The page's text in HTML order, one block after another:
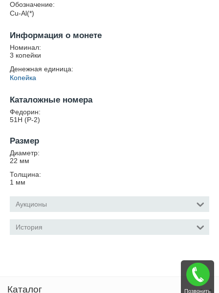
Обозначение:
Cu-Al(*)
Информация о монете
Номинал:
3 копейки
Денежная единица:
Копейка
Каталожные номера
Федорин:
51Н (Р-2)
Размер
Диаметр:
22 мм
Толщина:
1 мм
Аукционы
История
Каталог Позвонить